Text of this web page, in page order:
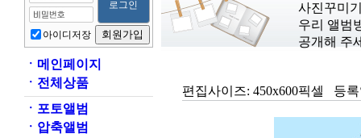
아이디저장
ㆍ 메인페이지
ㆍ 전체상품
ㆍ 포토앨범
ㆍ 압축앨범
사진꾸미
우리 앨범
공개해 주
편집사이즈: 450x600픽셀 등